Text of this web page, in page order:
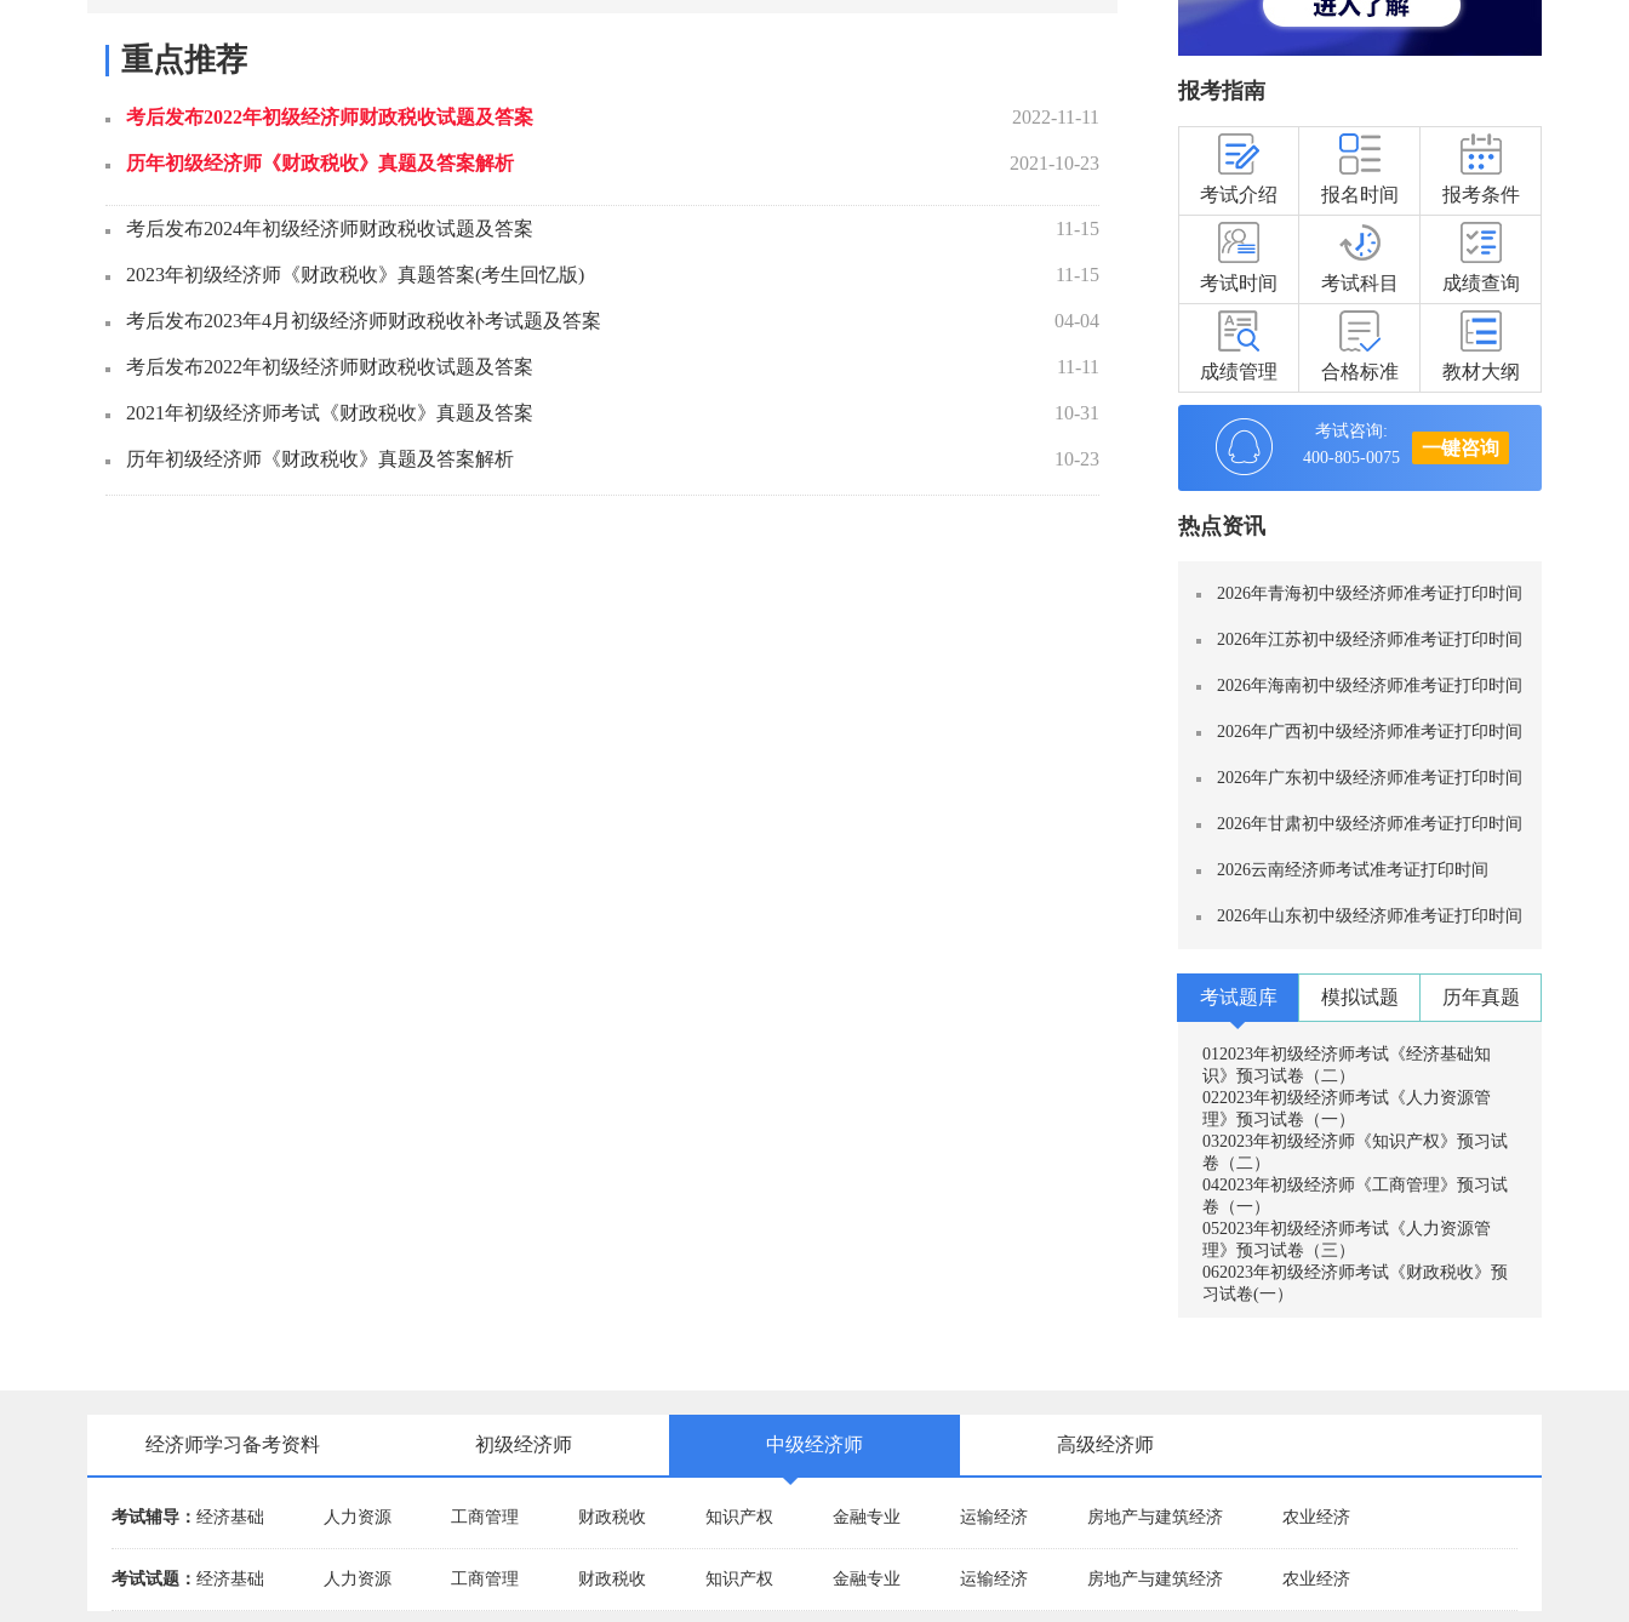
重点推荐
考后发布2022年初级经济师财政税收试题及答案 2022-11-11
历年初级经济师《财政税收》真题及答案解析 2021-10-23
考后发布2024年初级经济师财政税收试题及答案 11-15
2023年初级经济师《财政税收》真题答案(考生回忆版) 11-15
考后发布2023年4月初级经济师财政税收补考试题及答案 04-04
考后发布2022年初级经济师财政税收试题及答案 11-11
2021年初级经济师考试《财政税收》真题及答案 10-31
历年初级经济师《财政税收》真题及答案解析 10-23
报考指南
考试介绍 报名时间 报考条件
考试时间 考试科目 成绩查询
成绩管理 合格标准 教材大纲
考试咨询:
400-805-0075
一键咨询
热点资讯
2026年青海初中级经济师准考证打印时间
2026年江苏初中级经济师准考证打印时间
2026年海南初中级经济师准考证打印时间
2026年广西初中级经济师准考证打印时间
2026年广东初中级经济师准考证打印时间
2026年甘肃初中级经济师准考证打印时间
2026云南经济师考试准考证打印时间
2026年山东初中级经济师准考证打印时间
考试题库 模拟试题 历年真题
012023年初级经济师考试《经济基础知
识》预习试卷（二）
022023年初级经济师考试《人力资源管
理》预习试卷（一）
032023年初级经济师《知识产权》预习试
卷（二）
042023年初级经济师《工商管理》预习试
卷（一）
052023年初级经济师考试《人力资源管
理》预习试卷（三）
062023年初级经济师考试《财政税收》预
习试卷(一）
经济师学习备考资料 初级经济师 中级经济师 高级经济师
考试辅导： 经济基础 人力资源 工商管理 财政税收 知识产权 金融专业 运输经济 房地产与建筑经济 农业经济
考试试题： 经济基础 人力资源 工商管理 财政税收 知识产权 金融专业 运输经济 房地产与建筑经济 农业经济